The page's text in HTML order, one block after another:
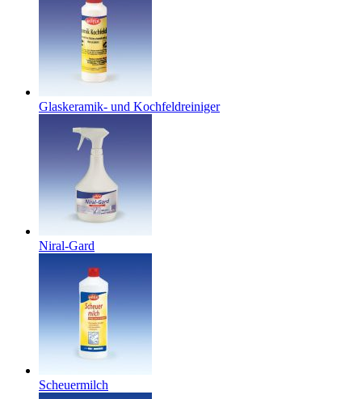
Glaskeramik- und Kochfeldreiniger
Niral-Gard
Scheuermilch